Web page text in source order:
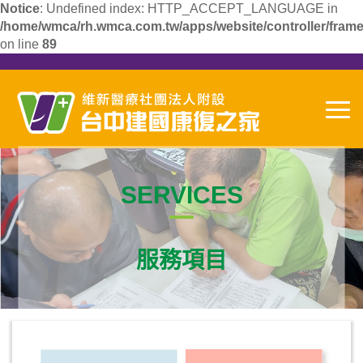
Notice: Undefined index: HTTP_ACCEPT_LANGUAGE in
/home/wmca/rh.wmca.com.tw/apps/website/controller/
on line 89
SERVICES
服務項目